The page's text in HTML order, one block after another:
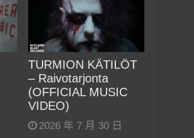
TURMION KÄTILÖT
– Raivotarjonta
(OFFICIAL MUSIC
VIDEO)
2026 年 7 月 30 日